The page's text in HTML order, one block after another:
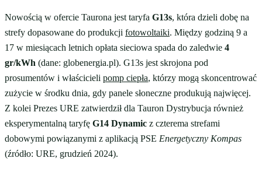
Nowością w ofercie Taurona jest taryfa G13s, która dzieli dobę na
strefy dopasowane do produkcji fotowoltaiki. Między godziną 9 a
17 w miesiącach letnich opłata sieciowa spada do zaledwie 4
gr/kWh (dane: globenergia.pl). G13s jest skrojona pod
prosumentów i właścicieli pomp ciepła, którzy mogą skoncentrować
zużycie w środku dnia, gdy panele słoneczne produkują najwięcej.
Z kolei Prezes URE zatwierdził dla Tauron Dystrybucja również
eksperymentalną taryfę G14 Dynamic z czterema strefami
dobowymi powiązanymi z aplikacją PSE Energetyczny Kompas
(źródło: URE, grudzień 2024).